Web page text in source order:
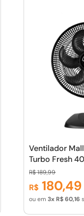
Ventilador
Turbo Fresh
Silencioso,
Especial em
Vazão e
R$189,99
R$ 180,49
ou em3 R$ 60,16